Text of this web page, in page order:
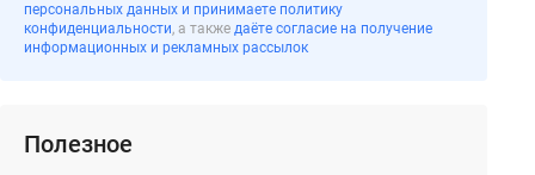
персональных данных и принимаете политику
конфиденциальности, а также даёте согласие на получение
информационных и рекламных рассылок
Полезное